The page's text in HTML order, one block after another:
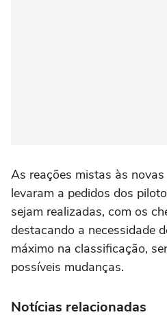
As reações mistas às
levaram a pedidos dos
sejam realizadas, com os
destacando a necessidade
máximo na classificação,
possíveis mudanças.
Notícias relacionadas